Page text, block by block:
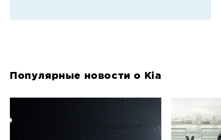
Популярные новости о Kia